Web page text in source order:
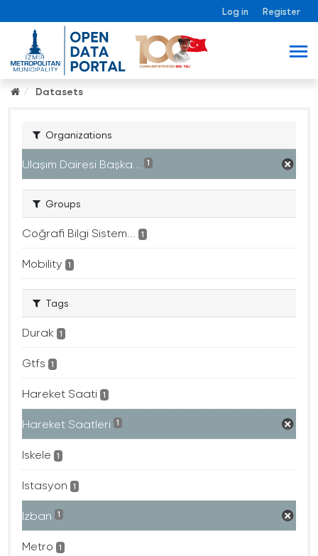
Log in Register
Datasets
Organizations
Ulaşım Dairesi Başka... 1
Groups
Coğrafi Bilgi Sistem... 1
Mobility 1
Tags
Durak 1
Gtfs 1
Hareket Saati 1
Hareket Saatleri 1
Iskele 1
Istasyon 1
Izban 1
Metro 1